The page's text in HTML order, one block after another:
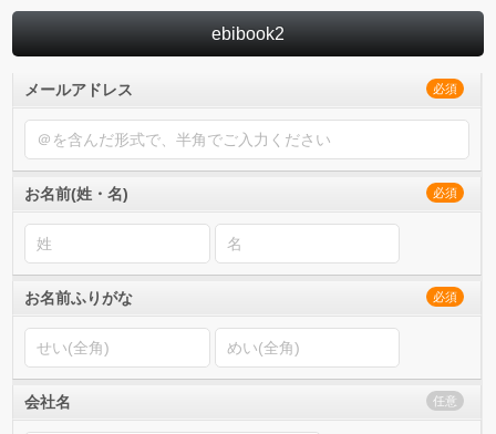
ebibook2
メールアドレス 必須
お名前(姓・名) 必須
お名前ふりがな 必須
会社名 任意